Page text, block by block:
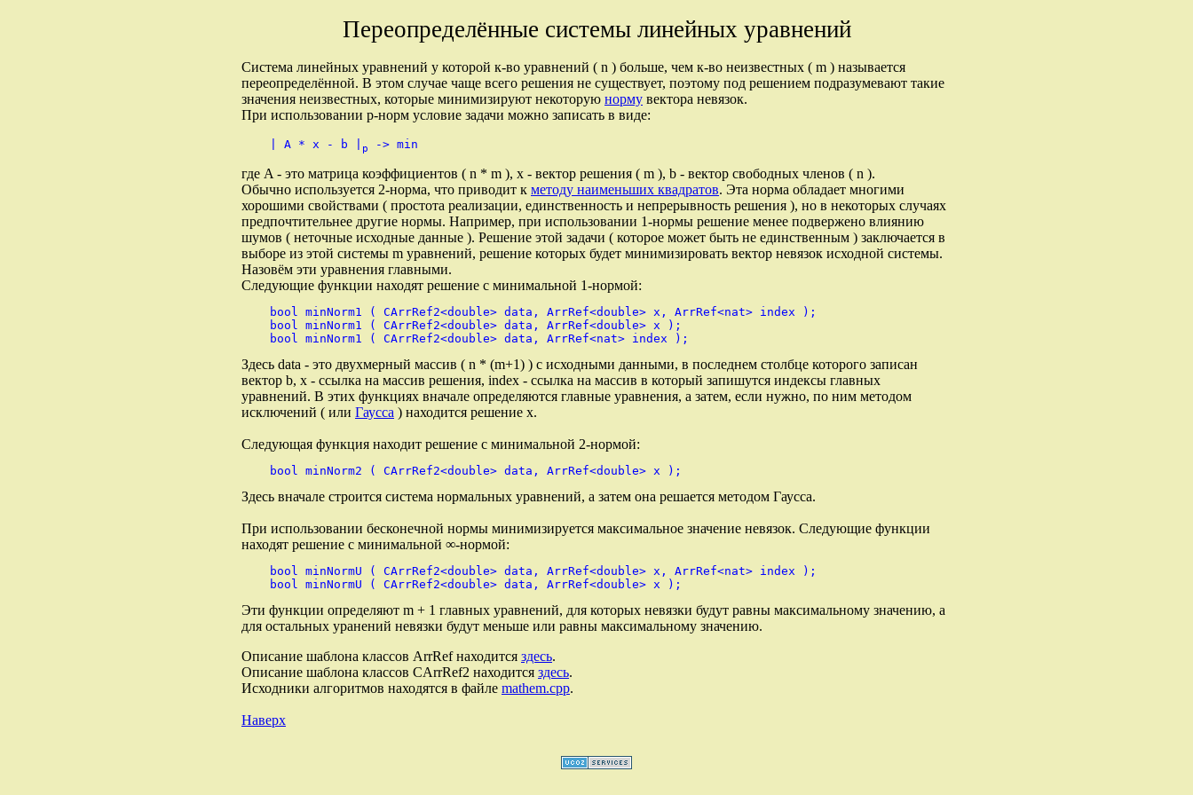
Переопределённые системы линейных уравнений
Система линейных уравнений у которой к-во уравнений ( n ) больше, чем к-во неизвестных ( m ) называется
переопределённой. В этом случае чаще всего решения не существует, поэтому под решением подразумевают такие
значения неизвестных, которые минимизируют некоторую норму вектора невязок.
При использовании p-норм условие задачи можно записать в виде:
    | A * x - b |
p
где A - это матрица коэффициентов ( n * m ), x - вектор решения ( m ), b - вектор свободных членов ( n ).
Обычно используется 2-норма, что приводит к методу наименьших квадратов. Эта норма обладает многими
хорошими свойствами ( простота реализации, единственность и непрерывность решения ), но в некоторых случаях
предпочтительнее другие нормы. Например, при использовании 1-нормы решение менее подвержено влиянию
шумов ( неточные исходные данные ). Решение этой задачи ( которое может быть не единственным ) заключается в
выборе из этой системы m уравнений, решение которых будет минимизировать вектор невязок исходной системы.
Назовём эти уравнения главными.
Следующие функции находят решение с минимальной 1-нормой:
    bool minNorm1 ( CArrRef2<double> data, ArrRef<double> x, ArrRef<nat> index );
    bool minNorm1 ( CArrRef2<double> data, ArrRef<double> x );
Здесь data - это двухмерный массив ( n * (m+1) ) с исходными данными, в последнем столбце которого записан
вектор b, x - ссылка на массив решения, index - ссылка на массив в который запишутся индексы главных
уравнений. В этих функциях вначале определяются главные уравнения, а затем, если нужно, по ним методом
исключений ( или Гаусса ) находится решение х.
Следующая функция находит решение с минимальной 2-нормой:
Здесь вначале строится система нормальных уравнений, а затем она решается методом Гаусса.
При использовании бесконечной нормы минимизируется максимальное значение невязок. Следующие функции
находят решение с минимальной ∞-нормой:
    bool minNormU ( CArrRef2<double> data, ArrRef<double> x, ArrRef<nat> index );
Эти функции определяют m + 1 главных уравнений, для которых невязки будут равны максимальному значению, а
для остальных уранений невязки будут меньше или равны максимальному значению.
Описание шаблона классов ArrRef находится здесь.
Описание шаблона классов CArrRef2 находится здесь.
Исходники алгоритмов находятся в файле mathem.cpp.
Наверх